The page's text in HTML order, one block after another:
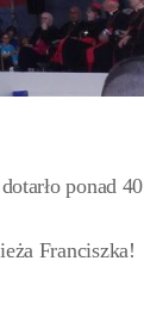
ponad 40
Franciszka!